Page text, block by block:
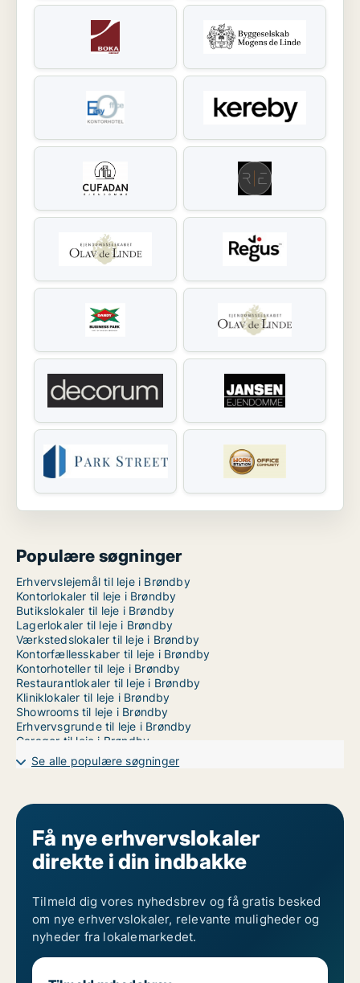
Populære søgninger
Erhvervslejemål til leje i Brøndby
Kontorlokaler til leje i Brøndby
Butikslokaler til leje i Brøndby
Lagerlokaler til leje i Brøndby
Værkstedslokaler til leje i Brøndby
Kontorfællesskaber til leje i Brøndby
Kontorhoteller til leje i Brøndby
Restaurantlokaler til leje i Brøndby
Kliniklokaler til leje i Brøndby
Showrooms til leje i Brøndby
Erhvervsgrunde til leje i Brøndby
Garager til leje i Brøndby
Erhvervslokaler til leje i København
Se alle populære søgninger
Få nye erhvervslokaler
direkte i din indbakke
Tilmeld dig vores nyhedsbrev og få gratis besked
om nye erhvervslokaler, relevante muligheder og
nyheder fra lokalemarkedet.